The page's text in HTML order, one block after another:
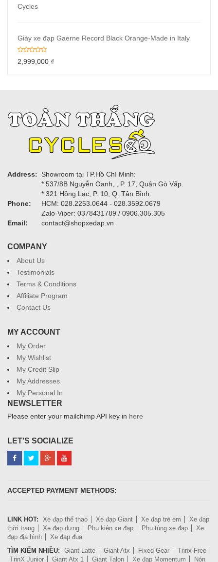
Giày xe đạp Gaerne Record Black Orange-Made in Italy
2,999,000 ₫
Address:
Showroom tại TP.Hồ Chí Minh:
* 537/8B Nguyễn Oanh, , P. 17, Quận Gò Vấp.
* 321 Hồng Lạc, P. 10, Q. Tân Bình.
Phone:
HCM: 028.2253.0644 - 028.3592.0679
Zalo-Viper: 0378431789 / 0906.305.305
Email:
contact@shopxedap.vn
COMPANY
About Us
Testimonials
Terms & Conditions
Affiliate Program
Contact Us
MY ACCOUNT
My Order
My Wishlist
My Credit Slip
My Addresses
My Personal In
NEWSLETTER
Please enter your mailchimp API key in here
LET'S SOCIALIZE
ACCEPTED PAYMENT METHODS:
LINK HOT: Xe đạp thể thao Xe đạp Giant Xe đạp trẻ em
Xe đạp
thời trang
Xe đạp dựng Phụ kiện xe đạp Phụ tùng xe đạp
Xe
đạp địa hình
Xe đạp đua
TÌM KIẾM NHIỀU:
Giant Latte Giant Atx Fixed Gear
Trinx Free
TrinX Junior
Giant Atx 1 Giant Talon Xe đạp Momentum Nón